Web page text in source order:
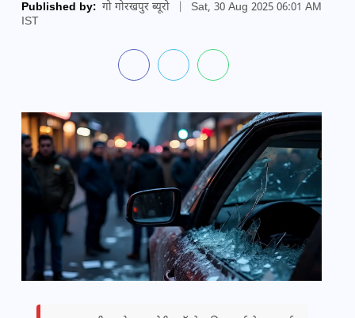
Published by: गो गोरखपुर ब्यूरो
Sat, 30 Aug 2025 06:01 AM
IST